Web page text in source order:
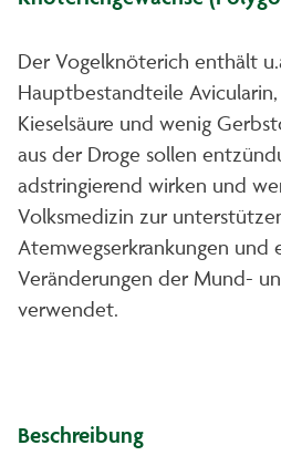
Der Vogelknöterich enthält
Hauptbestandteile
Kieselsäure und wenig
aus der Droge sollen
adstringierend wirken und
Volksmedizin zur
Atemwegserkrankungen und
Veränderungen der Mund-
verwendet.
Beschreibung